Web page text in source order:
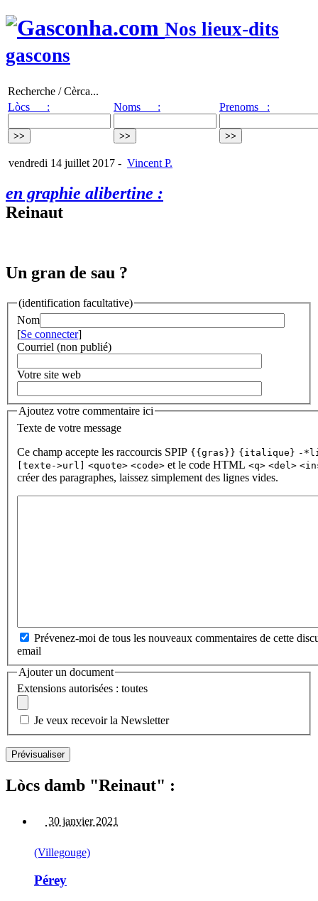
Nos lieux-dits
gascons
Recherche / Cèrca...
Lòcs :
Noms : Prenoms :
vendredi 14 juillet 2017 - Vincent P.
en graphie alibertine :
Reinaut
Un gran de sau ?
(identification facultative)
Nom
[Se connecter]
Courriel (non publié)
Votre site web
Ajoutez votre commentaire ici
Texte de votre message
Ce champ accepte les raccourcis SPIP {{gras}} {italique} -
[texte->url] <quote> <code> et le code HTML <q> <del>
créer des paragraphes, laissez simplement des lignes vides.
Prévenez-moi de tous les nouveaux commentaires de cette
email
Ajouter un document
Extensions autorisées : toutes
Je veux recevoir la Newsletter
Lòcs damb "Reinaut" :
30 janvier 2021
(Villegouge)
Pérey